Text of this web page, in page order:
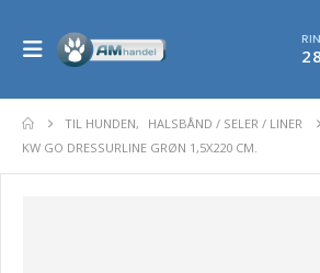
TIL HUNDEN,
HALSBÅND / SELER / LINER
KW GO DRESSURLINE GRØN 1,5X220 CM.